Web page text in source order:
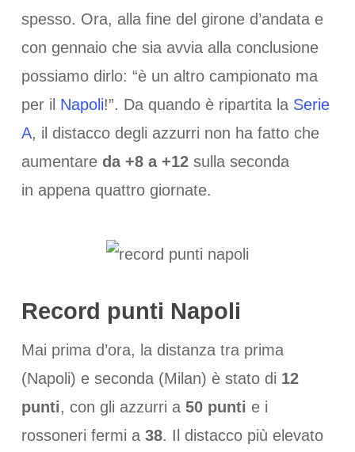
spesso. Ora, alla fine del girone d’andata e
con gennaio che sia avvia alla conclusione
possiamo dirlo: “è un altro campionato ma
per il Napoli!”. Da quando è ripartita la Serie
A, il distacco degli azzurri non ha fatto che
aumentare da +8 a +12sulla seconda
in appena quattro giornate.
Record punti Napoli
Mai prima d’ora, la distanza tra prima
(Napoli) e seconda (Milan) è stato di 12
punti, con gli azzurri a50 punti e i
rossoneri fermi a 38. Il distacco più elevato